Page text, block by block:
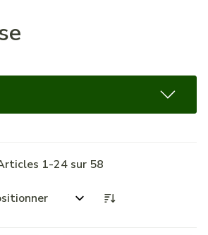
1-24 sur 58
par: